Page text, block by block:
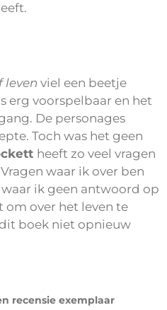
leven viel een beetje
erg voorspelbaar en het
De personages
Toch was het geen
heeft zo veel vragen
waar ik over ben
ik geen antwoord op
om over het leven te
boek niet opnieuw
recensie exemplaar